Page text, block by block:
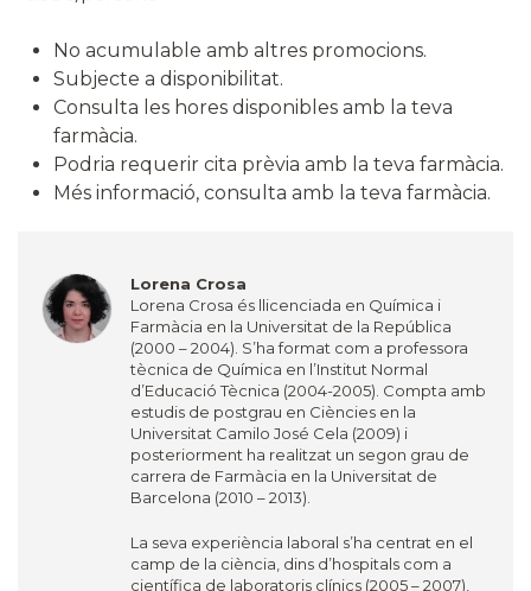
No acumulable amb altres promocions.
Subjecte a disponibilitat.
Consulta les hores disponibles amb la teva
farmàcia.
Podria requerir cita prèvia amb la teva farmàcia.
Més informació, consulta amb la teva farmàcia.
Lorena Crosa
Lorena Crosa és llicenciada en Química i
Farmàcia en la Universitat de la República
(2000 – 2004). S’ha format com a professora
tècnica de Química en l’Institut Normal
d’Educació Tècnica (2004-2005). Compta amb
estudis de postgrau en Ciències en la
Universitat Camilo José Cela (2009) i
posteriorment ha realitzat un segon grau de
carrera de Farmàcia en la Universitat de
Barcelona (2010 – 2013).
La seva experiència laboral s’ha centrat en el
camp de la ciència, dins d’hospitals com a
científica de laboratoris clínics (2005 – 2007),